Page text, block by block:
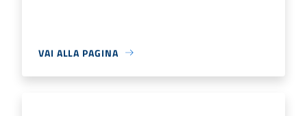
VAI ALLA PAGINA